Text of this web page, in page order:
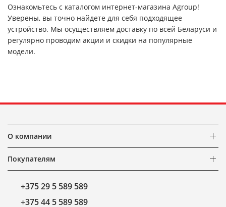
Ознакомьтесь с каталогом интернет-магазина Agroup!
Уверены, вы точно найдете для себя подходящее
устройство. Мы осуществляем доставку по всей Беларуси и
регулярно проводим акции и скидки на популярные
модели.
О компании
Покупателям
+375 29 5 589 589
+375 44 5 589 589